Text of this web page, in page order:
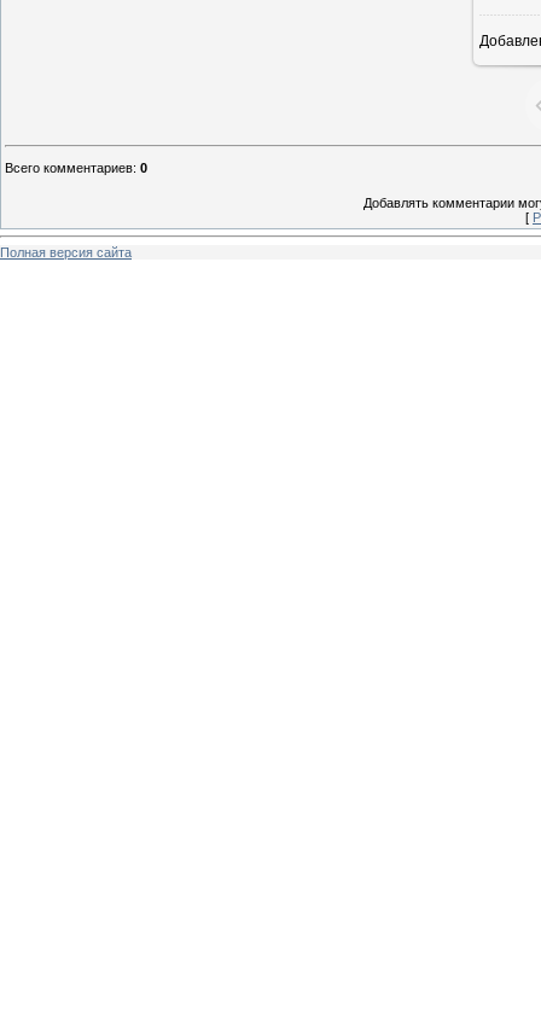
Всего комментариев: 0
Добавлять комментарии
[
Полная версия сайта